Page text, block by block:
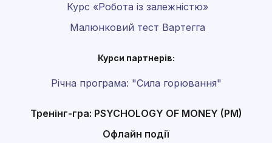
Курс «Робота із залежністю»
Малюнковий тест Вартегга
Курси партнерів:
Річна програма: "Сила горювання"
Тренінг-гра: PSYCHOLOGY OF MONEY (PM)
Офлайн події